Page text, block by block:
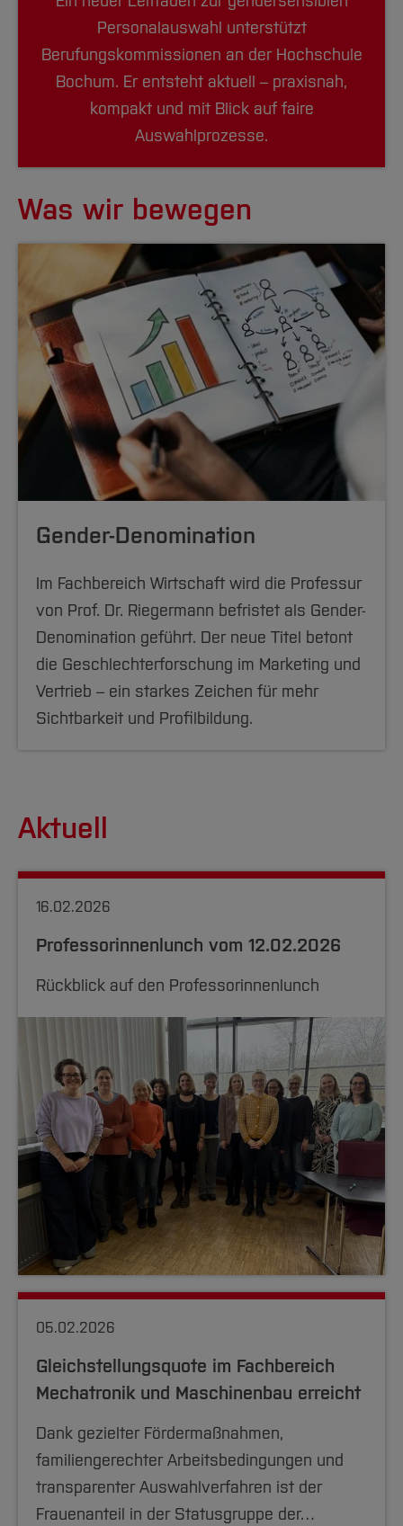
Personalauswahl unterstützt
Berufungskommissionen an der Hochschule
Bochum. Er entsteht aktuell – praxisnah,
kompakt und mit Blick auf faire
Auswahlprozesse.
Was wir bewegen
Gender-Denomination
Im Fachbereich Wirtschaft wird die Professur
von Prof. Dr. Riegermann befristet als Gender-
Denomination geführt. Der neue Titel betont
die Geschlechterforschung im Marketing und
Vertrieb – ein starkes Zeichen für mehr
Sichtbarkeit und Profilbildung.
Aktuell
16.02.2026
Professorinnenlunch vom 12.02.2026
Rückblick auf den Professorinnenlunch
05.02.2026
Gleichstellungsquote im Fachbereich
Mechatronik und Maschinenbau erreicht
Dank gezielter Fördermaßnahmen,
familiengerechter Arbeitsbedingungen und
transparenter Auswahlverfahren ist der
Frauenanteil in der Statusgruppe der…